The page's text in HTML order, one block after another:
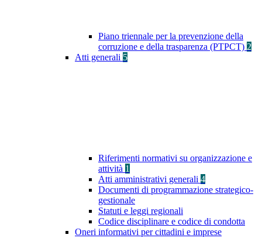
Piano triennale per la prevenzione della
corruzione e della trasparenza (PTPCT) 2
Atti generali 5
Riferimenti normativi su organizzazione e
attività 1
Atti amministrativi generali 4
Documenti di programmazione strategico-
gestionale
Statuti e leggi regionali
Codice disciplinare e codice di condotta
Oneri informativi per cittadini e imprese